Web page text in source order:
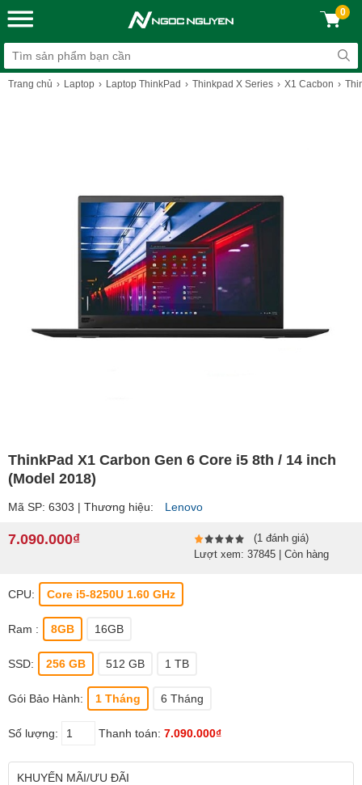
0
Trang chủ Laptop Laptop ThinkPad Thinkpad X Series X1 Cacbon
ThinkPad X1 Carbon Gen 6 Core i5 8th / 14 inch
(Model 2018)
Mã SP: 6303 | Thương hiệu: Lenovo
7.090.000₫
(1 đánh giá)
Lượt xem: 37845 | Còn hàng
CPU: Core i5-8250U 1.60 GHz
Ram : 8GB 16GB
SSD: 256 GB 512 GB 1 TB
Gói Bảo Hành: 1 Tháng 6 Tháng
Số lượng: Thanh toán: 7.090.000₫
KHUYẾN MÃI/ƯU ĐÃI